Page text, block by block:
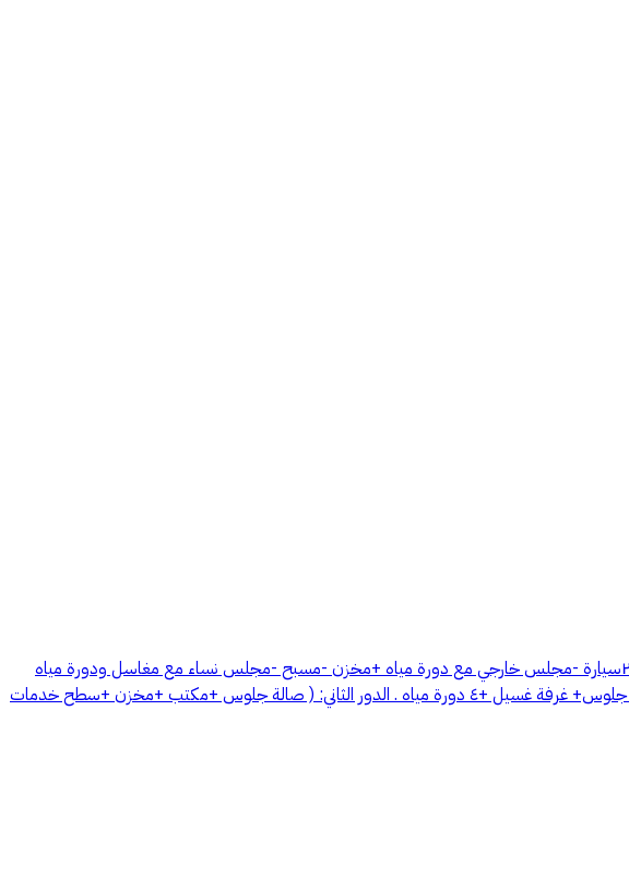
حد ونية البيع 2مليون و٥٠الف مساحة 910 : فيلا عظم في حي الخير مساحتها ٩١٠ الواجهة غربية شارع ٢٥م . الدور الأرضي:( مدخل ٢سيارة -مجلس خارجي مع دورة مياه +مخزن -مسبح -مجلس نساء مع مغاسل ودورة مياه
-صالة طعام -مصعد مؤسس - صالة جلوس -مطبخ مع مخزن -غرفة خادمه. الدور الأول : ( عدد ٥ غرف نوم وحده ماستر + صالة جلوس+ غرفة غسيل +٤ دورة مياه . الدور الثاني: ( صالة جلوس +مكتب +مخزن +سطح خدمات